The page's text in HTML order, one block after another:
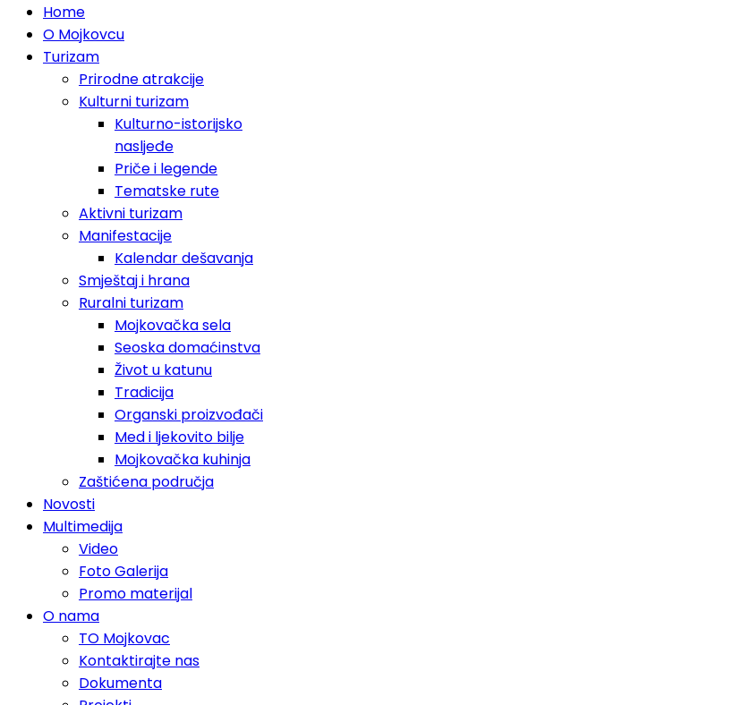
Home
O Mojkovcu
Turizam
Prirodne atrakcije
Kulturni turizam
Kulturno-istorijsko
nasljeđe
Priče i legende
Tematske rute
Aktivni turizam
Manifestacije
Kalendar dešavanja
Smještaj i hrana
Ruralni turizam
Mojkovačka sela
Seoska domaćinstva
Život u katunu
Tradicija
Organski proizvođači
Med i ljekovito bilje
Mojkovačka kuhinja
Zaštićena područja
Novosti
Multimedija
Video
Foto Galerija
Promo materijal
O nama
TO Mojkovac
Kontaktirajte nas
Dokumenta